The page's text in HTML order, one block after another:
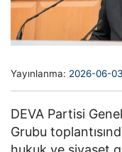
Yayınlanma: 2026-06-
DEVA Partisi
Grubu